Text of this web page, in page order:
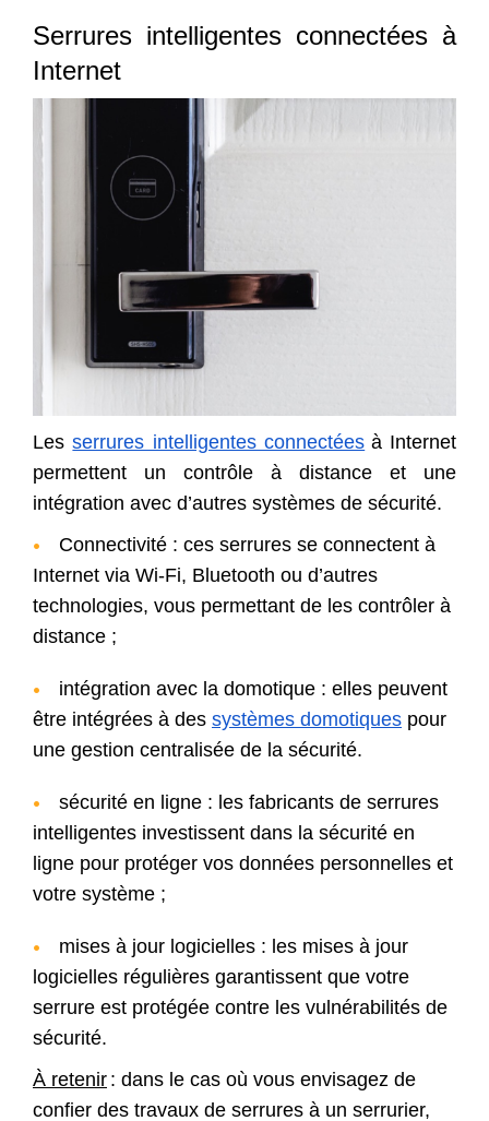
Serrures intelligentes connectées à
Internet
Lesserrures intelligentes connectées à Internet
permettent un contrôle à distance et une
intégration avec d’autres systèmes de sécurité.
Connectivité : ces serrures se connectent à
Internet via Wi-Fi, Bluetooth ou d’autres
technologies, vous permettant de les contrôler à
distance ;
intégration avec la domotique : elles peuvent
être intégrées à des systèmes domotiques pour
une gestion centralisée de la sécurité.
sécurité en ligne : les fabricants de serrures
intelligentes investissent dans la sécurité en
ligne pour protéger vos données personnelles et
votre système ;
mises à jour logicielles : les mises à jour
logicielles régulières garantissent que votre
serrure est protégée contre les vulnérabilités de
sécurité.
À retenir : dans le cas où vous envisagez de
confier des travaux de serrures à un serrurier,